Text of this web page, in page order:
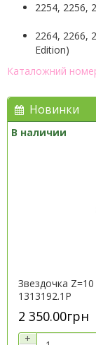
2254, 2256,
2264, 2266,
Edition)
Каталожний
Новинки
В наличии
Звездочка
1313192.1P
2 350.00грн
+